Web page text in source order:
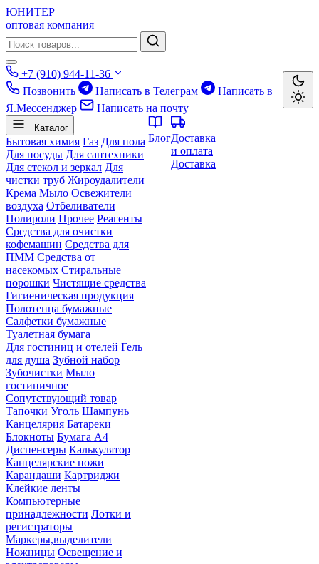
ЮНИТЕР
оптовая компания
+7 (910) 944-11-36
Позвонить
Написать в Телеграм
Написать в
Я.Мессенджер
Написать на почту
Каталог
Бытовая химия Газ Для пола
Для посуды Для сантехники
Для стекол и зеркал Для
чистки труб Жироудалители
Крема Мыло Освежители
воздуха Отбеливатели
Полироли Прочее Реагенты
Средства для очистки
кофемашин Средства для
ПММ Средства от
насекомых Стиральные
порошки Чистящие средства
Гигиеническая продукция
Полотенца бумажные
Салфетки бумажные
Туалетная бумага
Для гостиниц и отелей Гель
для душа Зубной набор
Зубочистки Мыло
гостиничное
Сопутствующий товар
Тапочки Уголь Шампунь
Канцелярия Батареки
Блокноты Бумага А4
Диспенсеры Калькулятор
Канцелярские ножи
Карандаши Картриджи
Клейкие ленты
Компьютерные
принадлежности Лотки и
регистраторы
Маркеры,выделители
Ножницы Освещение и
БлогДоставка
и оплата
Доставка